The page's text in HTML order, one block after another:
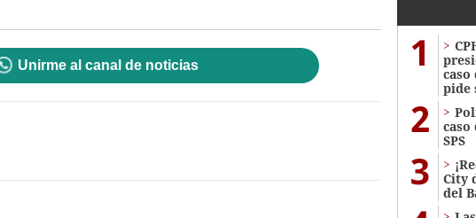
Unirme al canal de noticias 1
caso
pide
2
caso
SPS
3
City
del